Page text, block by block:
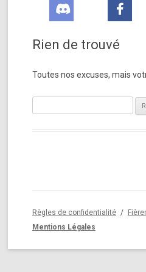
Rien de trouvé
Toutes nos excuses, mais
Règles de confidentialité
Mentions Légales